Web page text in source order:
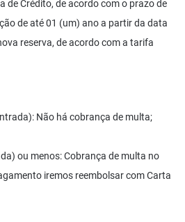
de Crédito, de acordo com o prazo de
de até 01 (um) ano a partir da data
reserva, de acordo com a tarifa
Não há cobrança de multa;
ou menos: Cobrança de multa no
iremos reembolsar com Carta